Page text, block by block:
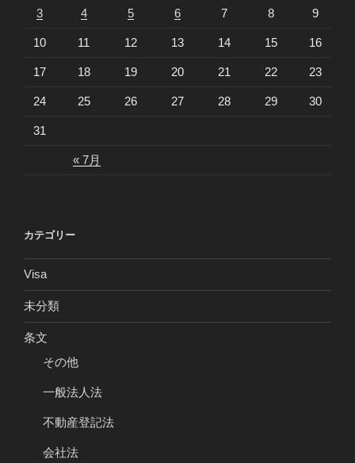
« 7月
3 4 5 6 7 8 9
10 11 12 13 14 15 16
17 18 19 20 21 22 23
24 25 26 27 28 29 30
31
カテゴリー
Visa
未分類
条文
その他
一般法人法
不動産登記法
会社法